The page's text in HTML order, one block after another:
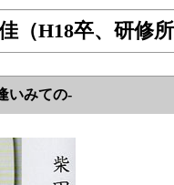
（H18卒、研修
みての-